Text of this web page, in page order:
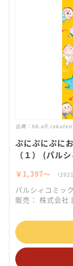
出典：
ぷにぷにぷに
（１） (パル
￥1,397〜 （
パルシィコミッ
販売： 株式会社